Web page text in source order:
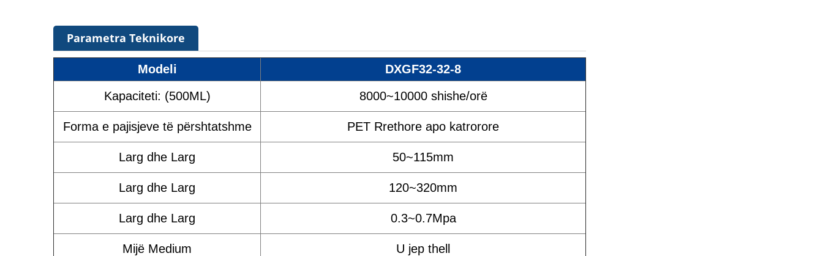
Parametra Teknikore
Modeli
DXGF32-32-8
Kapaciteti: (500ML)
8000~10000 shishe/orë
Forma e pajisjeve të përshtatshme PET Rrethore apo katrorore
Larg dhe Larg 50~115mm
Larg dhe Larg 120~320mm
Larg dhe Larg 0.3~0.7Mpa
Mijë Medium U jep thell